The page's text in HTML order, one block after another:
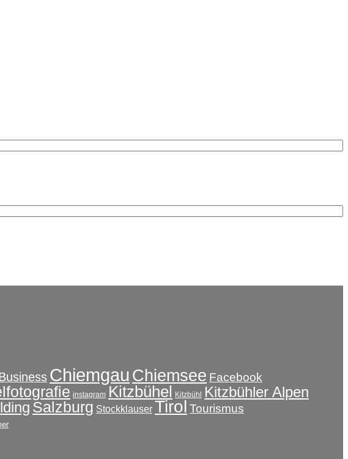
Chiemgau Chiemsee Facebook
instagram Kitzbühel Kitzbühl Kitzbühler Alpen
Salzburg Stockklauser Tirol Tourismus